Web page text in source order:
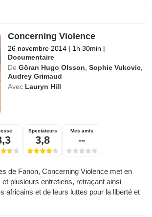
Concerning Violence
26 novembre 2014 | 1h 30min |
Documentaire
De Göran Hugo Olsson ,Sophie Vukovic
Audrey Grimaud
Avec Lauryn Hill
Spectateurs
3,8
Mes amis
--
de Fanon, Concerning Violence met en
plusieurs entretiens, retraçant ainsi
africains et de leurs luttes pour la liberté et